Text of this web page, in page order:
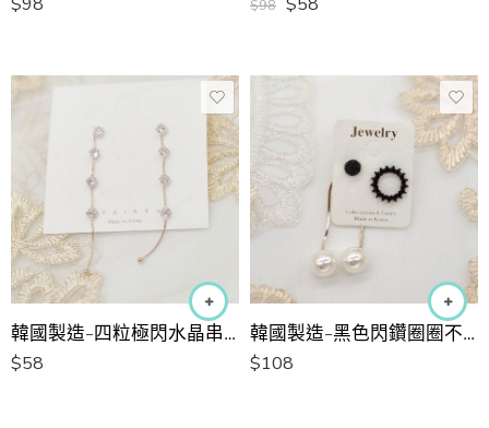
$98
韓國製造-四粒極閃水晶串串長耳環
$58
韓國製造-黑色閃鑽圈圈不對稱珍珠長耳環
$108